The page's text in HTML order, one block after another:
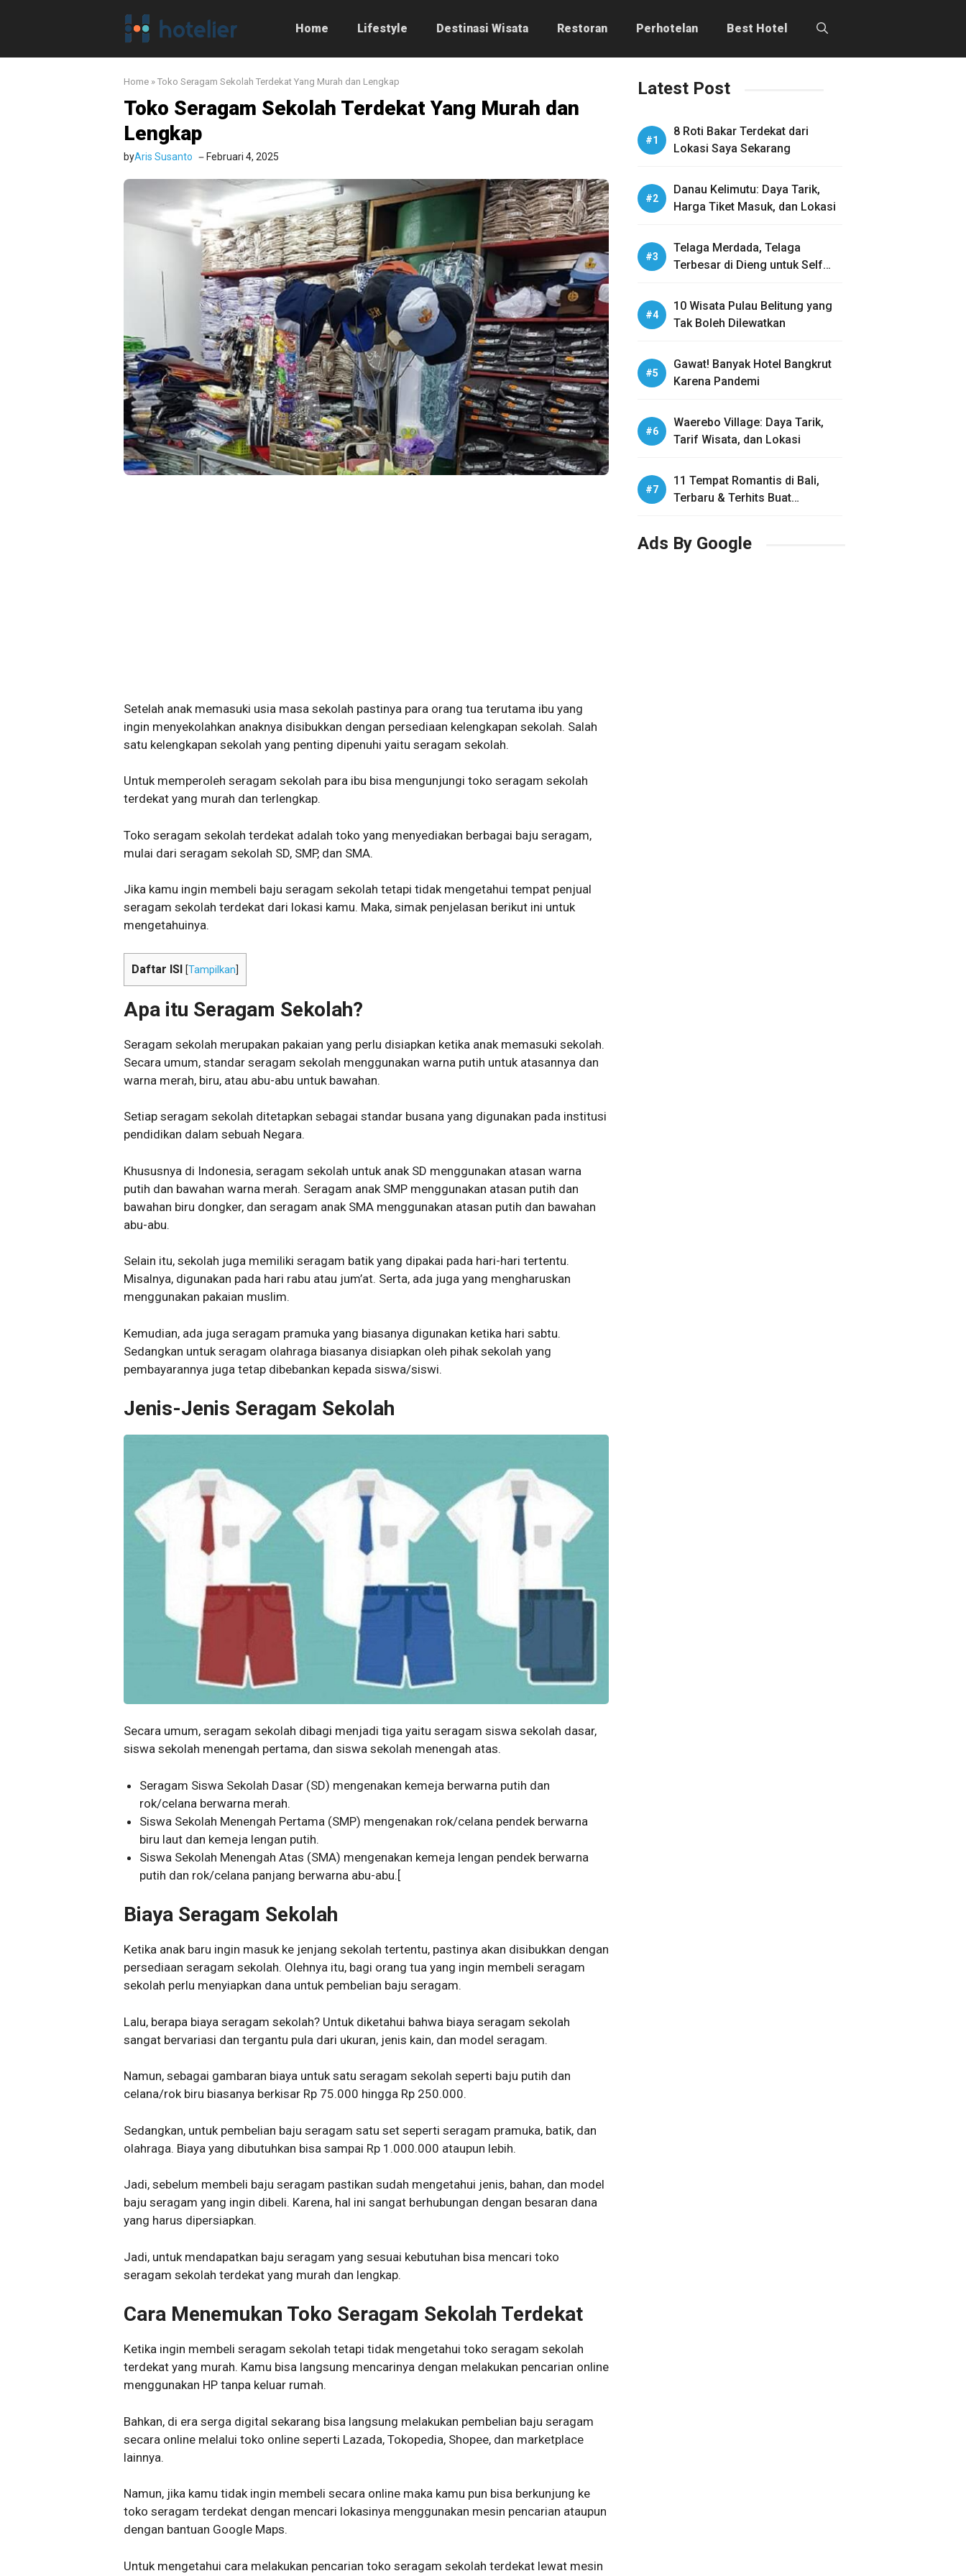
Home Lifestyle Destinasi Wisata Restoran Perhotelan Best Hotel
Home » Toko Seragam Sekolah Terdekat Yang Murah dan Lengkap
Toko Seragam Sekolah Terdekat Yang Murah dan
Lengkap
byAris Susanto Februari 4, 2025
Setelah anak memasuki usia masa sekolah pastinya para orang tua terutama ibu yang
ingin menyekolahkan anaknya disibukkan dengan persediaan kelengkapan sekolah. Salah
satu kelengkapan sekolah yang penting dipenuhi yaitu seragam sekolah.
Untuk memperoleh seragam sekolah para ibu bisa mengunjungi toko seragam sekolah
terdekat yang murah dan terlengkap.
Toko seragam sekolah terdekat adalah toko yang menyediakan berbagai baju seragam,
mulai dari seragam sekolah SD, SMP, dan SMA.
Jika kamu ingin membeli baju seragam sekolah tetapi tidak mengetahui tempat penjual
seragam sekolah terdekat dari lokasi kamu. Maka, simak penjelasan berikut ini untuk
mengetahuinya.
Daftar ISI [Tampilkan
Apa itu Seragam Sekolah?
Seragam sekolah merupakan pakaian yang perlu disiapkan ketika anak memasuki sekolah.
Secara umum, standar seragam sekolah menggunakan warna putih untuk atasannya dan
warna merah, biru, atau abu-abu untuk bawahan.
Setiap seragam sekolah ditetapkan sebagai standar busana yang digunakan pada institusi
pendidikan dalam sebuah Negara.
Khususnya di Indonesia, seragam sekolah untuk anak SD menggunakan atasan warna
putih dan bawahan warna merah. Seragam anak SMP menggunakan atasan putih dan
bawahan biru dongker, dan seragam anak SMA menggunakan atasan putih dan bawahan
abu-abu.
Selain itu, sekolah juga memiliki seragam batik yang dipakai pada hari-hari tertentu.
Misalnya, digunakan pada hari rabu atau jum’at. Serta, ada juga yang mengharuskan
menggunakan pakaian muslim.
Kemudian, ada juga seragam pramuka yang biasanya digunakan ketika hari sabtu.
Sedangkan untuk seragam olahraga biasanya disiapkan oleh pihak sekolah yang
pembayarannya juga tetap dibebankan kepada siswa/siswi.
Jenis-Jenis Seragam Sekolah
Secara umum, seragam sekolah dibagi menjadi tiga yaitu seragam siswa sekolah dasar,
siswa sekolah menengah pertama, dan siswa sekolah menengah atas.
Seragam Siswa Sekolah Dasar (SD) mengenakan kemeja berwarna putih dan
rok/celana berwarna merah.
Siswa Sekolah Menengah Pertama (SMP) mengenakan rok/celana pendek berwarna
biru laut dan kemeja lengan putih.
Siswa Sekolah Menengah Atas (SMA) mengenakan kemeja lengan pendek berwarna
putih dan rok/celana panjang berwarna abu-abu.[
Biaya Seragam Sekolah
Ketika anak baru ingin masuk ke jenjang sekolah tertentu, pastinya akan disibukkan dengan
persediaan seragam sekolah. Olehnya itu, bagi orang tua yang ingin membeli seragam
sekolah perlu menyiapkan dana untuk pembelian baju seragam.
Lalu, berapa biaya seragam sekolah? Untuk diketahui bahwa biaya seragam sekolah
sangat bervariasi dan tergantu pula dari ukuran, jenis kain, dan model seragam.
Namun, sebagai gambaran biaya untuk satu seragam sekolah seperti baju putih dan
celana/rok biru biasanya berkisar Rp 75.000 hingga Rp 250.000.
Sedangkan, untuk pembelian baju seragam satu set seperti seragam pramuka, batik, dan
olahraga. Biaya yang dibutuhkan bisa sampai Rp 1.000.000 ataupun lebih.
Jadi, sebelum membeli baju seragam pastikan sudah mengetahui jenis, bahan, dan model
baju seragam yang ingin dibeli. Karena, hal ini sangat berhubungan dengan besaran dana
yang harus dipersiapkan.
Jadi, untuk mendapatkan baju seragam yang sesuai kebutuhan bisa mencari toko
seragam sekolah terdekat yang murah dan lengkap.
Cara Menemukan Toko Seragam Sekolah Terdekat
Ketika ingin membeli seragam sekolah tetapi tidak mengetahui toko seragam sekolah
terdekat yang murah. Kamu bisa langsung mencarinya dengan melakukan pencarian online
menggunakan HP tanpa keluar rumah.
Bahkan, di era serga digital sekarang bisa langsung melakukan pembelian baju seragam
secara online melalui toko online seperti Lazada, Tokopedia, Shopee, dan marketplace
lainnya.
Namun, jika kamu tidak ingin membeli secara online maka kamu pun bisa berkunjung ke
toko seragam terdekat dengan mencari lokasinya menggunakan mesin pencarian ataupun
dengan bantuan Google Maps.
Untuk mengetahui cara melakukan pencarian toko seragam sekolah terdekat lewat mesin
Latest Post
8 Roti Bakar Terdekat dari
Lokasi Saya Sekarang
Danau Kelimutu: Daya Tarik,
Harga Tiket Masuk, dan Lokasi
Telaga Merdada, Telaga
Terbesar di Dieng untuk Self
10 Wisata Pulau Belitung yang
Tak Boleh Dilewatkan
Gawat! Banyak Hotel Bangkrut
Karena Pandemi
Waerebo Village: Daya Tarik,
Tarif Wisata, dan Lokasi
11 Tempat Romantis di Bali,
Terbaru & Terhits Buat
Ads By Google